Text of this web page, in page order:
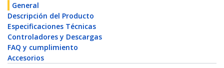
General
Descripción del Producto
Especificaciones Técnicas
Controladores y Descargas
FAQ y cumplimiento
Accesorios